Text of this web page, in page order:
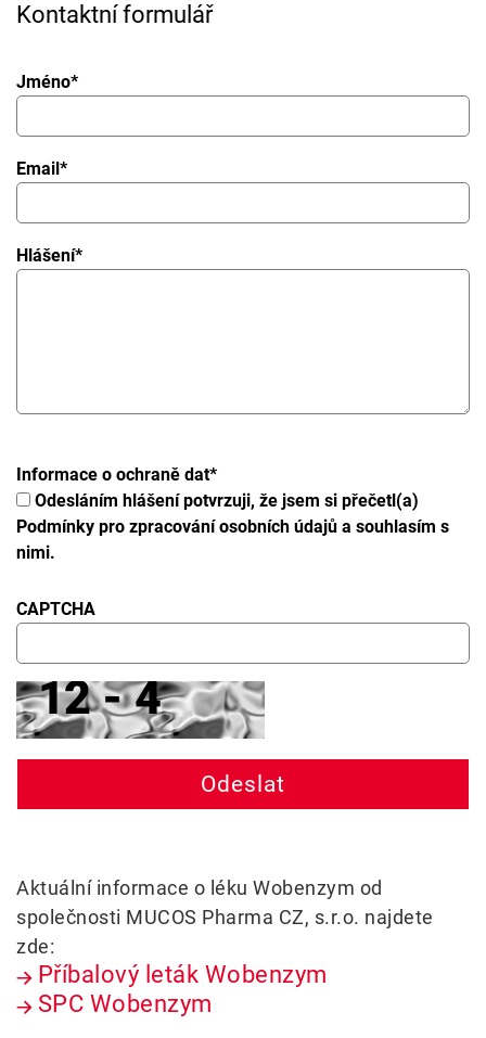
Kontaktní formulář
Jméno*
Email*
Hlášení*
Informace o ochraně dat*
Podmínky pro zpracování osobních údajů a souhlasím s
nimi.
CAPTCHA
Aktuální informace o léku Wobenzym od
společnosti MUCOS Pharma CZ, s.r.o. najdete
zde:
Příbalový leták Wobenzym
SPC Wobenzym